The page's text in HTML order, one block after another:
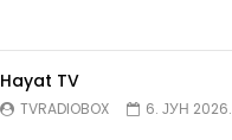
Hayat TV
TVRADIOBOX 6. ЈУН 2026.